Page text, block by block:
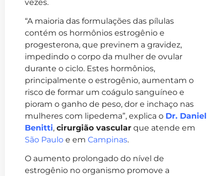
vezes.
“A maioria das formulações das pílulas
contém os hormônios estrogênio e
progesterona, que previnem a gravidez,
impedindo o corpo da mulher de ovular
durante o ciclo. Estes hormônios,
principalmente o estrogênio, aumentam o
risco de formar um coágulo sanguíneo e
pioram o ganho de peso, dor e inchaço nas
mulheres com lipedema”, explica o Dr. Daniel
Benitti, cirurgião vascular que atende em
São Paulo e em Campinas.
O aumento prolongado do nível de
estrogênio no organismo promove a